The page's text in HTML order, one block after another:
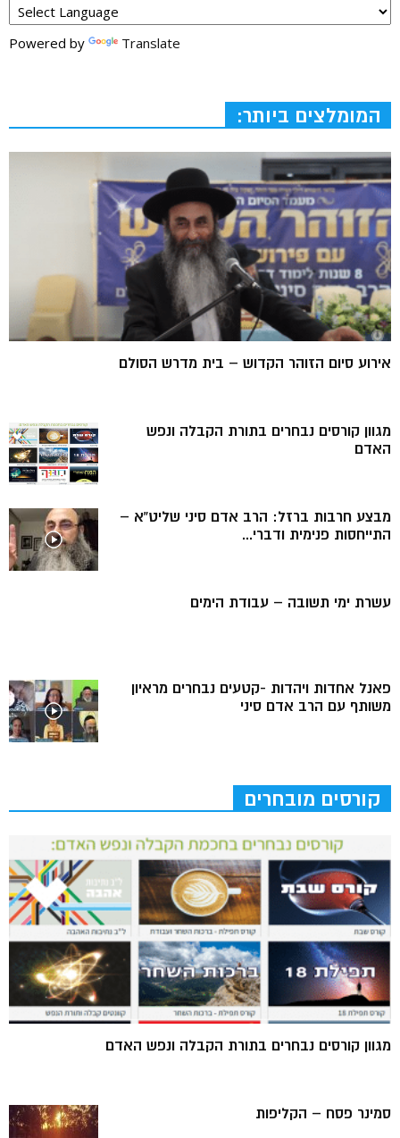
Powered by Translate
המומלצים ביותר:
אירוע סיום הזוהר הקדוש – בית מדרש הסולם
מגוון קורסים נבחרים בתורת הקבלה ונפש
האדם
מבצע חרבות ברזל: הרב אדם סיני שליט”א –
התייחסות פנימית ודברי...
עשרת ימי תשובה – עבודת הימים
פאנל אחדות ויהדות -קטעים נבחרים מראיון
משותף עם הרב אדם סיני
קורסים מובחרים
מגוון קורסים נבחרים בתורת הקבלה ונפש האדם
סמינר פסח – הקליפות